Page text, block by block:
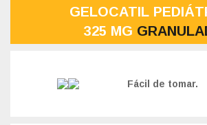
GELOCATIL
325 MG
Fácil de tomar.